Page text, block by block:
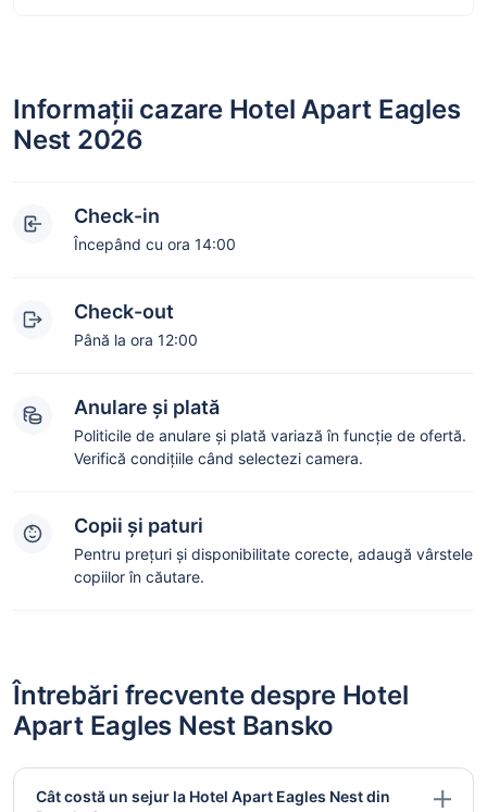
Informații cazare Hotel Apart Eagles
Nest 2026
Check-in
Începând cu ora 14:00
Check-out
Până la ora 12:00
Anulare și plată
Politicile de anulare și plată variază în funcție de ofertă.
Verifică condițiile când selectezi camera.
Copii și paturi
Pentru prețuri și disponibilitate corecte, adaugă vârstele
copiilor în căutare.
Întrebări frecvente despre Hotel
Apart Eagles Nest Bansko
Cât costă un sejur la Hotel Apart Eagles Nest din